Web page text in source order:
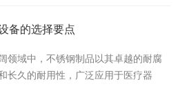
备的选择要点
领域中，不锈钢制品以其卓越的耐腐
长久的耐用性，广泛应用于医疗器